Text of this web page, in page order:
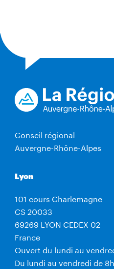
Conseil régional
Auvergne-Rhône-Alpes
Lyon
101 cours Charlemagne
CS 20033
69269 LYON CEDEX 02
France
Ouvert du lundi au
Du lundi au vendredi de